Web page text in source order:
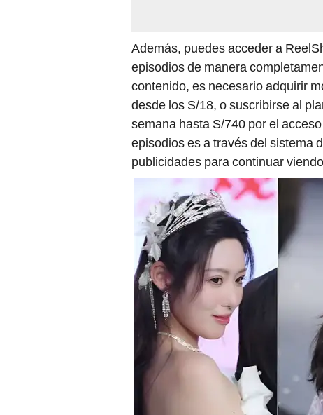
Además, puedes acceder a
episodios de manera
contenido, es necesario adquirir
desde los S/18, o suscribirse al
semana hasta S/740 por el
episodios es a través del sistema
publicidades para continuar